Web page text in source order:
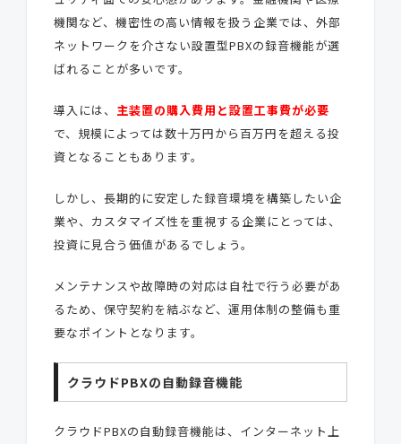
機関など、機密性の高い情報を扱う企業では、外部
ネットワークを介さない設置型PBXの録音機能が選
ばれることが多いです。
導入には、 主装置の購入費用と設置工事費が必要
で、規模によっては数十万円から百万円を超える投
資となることもあります。
しかし、長期的に安定した録音環境を構築したい企
業や、カスタマイズ性を重視する企業にとっては、
投資に見合う価値があるでしょう。
メンテナンスや故障時の対応は自社で行う必要があ
るため、保守契約を結ぶなど、運用体制の整備も重
要なポイントとなります。
クラウドPBXの自動録音機能
クラウドPBXの自動録音機能は、インターネット上